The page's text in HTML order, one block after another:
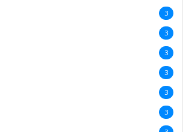
3
3
3
3
3
3